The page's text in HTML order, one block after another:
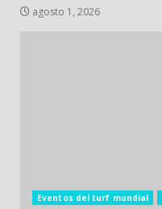
agosto 1, 2026
Eventos del turf mundial